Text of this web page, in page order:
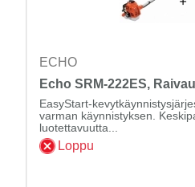
ECHO
Echo SRM-222ES,
EasyStart-
varman käynnistyksen.
luotettavuutta...
Loppu